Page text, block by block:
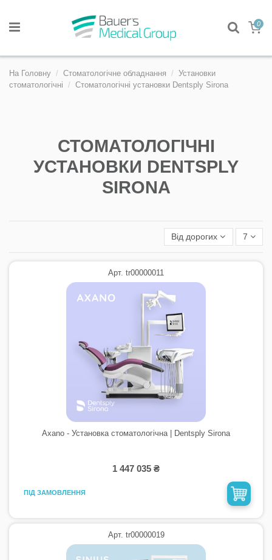
0
На Головну Стоматологічне обладнання
Установки
стоматологічні
Стоматологічні установки Dentsply Sirona
СТОМАТОЛОГІЧНІ
УСТАНОВКИ DENTSPLY
SIRONA
Від дорогих 7
Арт. tr00000011
Axano - Установка стоматологічна | Dentsply Sirona
1 447 035 ₴
ПІД ЗАМОВЛЕННЯ
Арт. tr00000019